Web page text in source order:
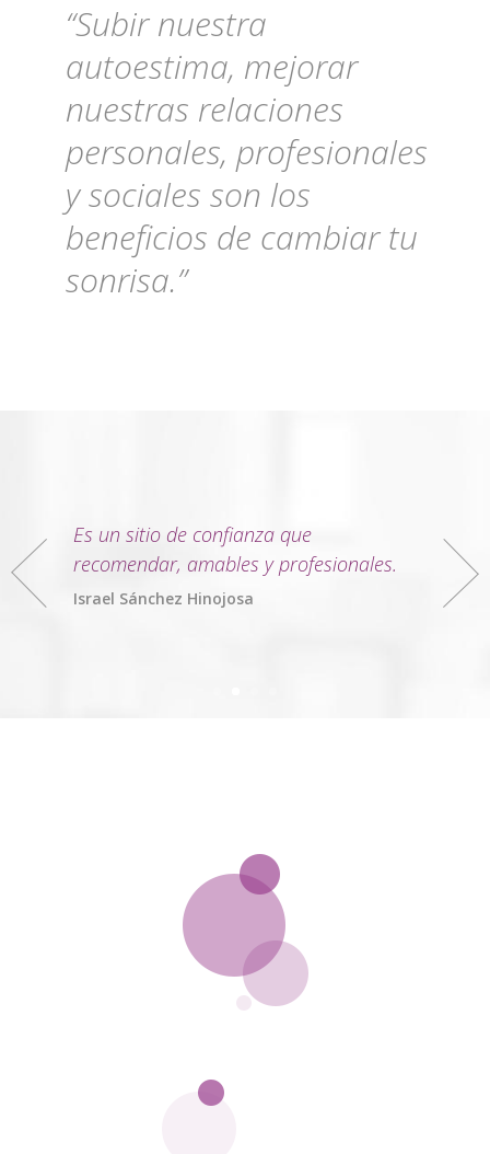
“Subir nuestra
autoestima, mejorar
nuestras relaciones
personales, profesionales
y sociales son los
beneficios de cambiar tu
sonrisa.”
Es un sitio de confianza que
recomendar, amables y profesionales.
Israel Sánchez Hinojosa